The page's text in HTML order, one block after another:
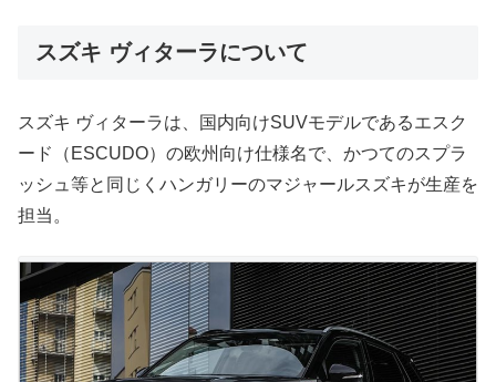
スズキ ヴィターラについて
スズキ ヴィターラは、国内向けSUVモデルであるエスク
ード（ESCUDO）の欧州向け仕様名で、かつてのスプラ
ッシュ等と同じくハンガリーのマジャールスズキが生産を
担当。